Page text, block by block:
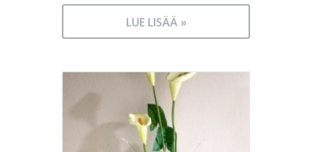
LUE LISÄÄ »